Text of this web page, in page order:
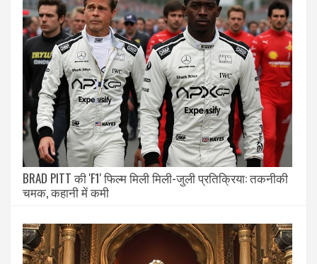
BRAD PITT की 'F1' फिल्म मिली मिली-जुली प्रतिक्रिया: तकनीकी
चमक, कहानी में कमी